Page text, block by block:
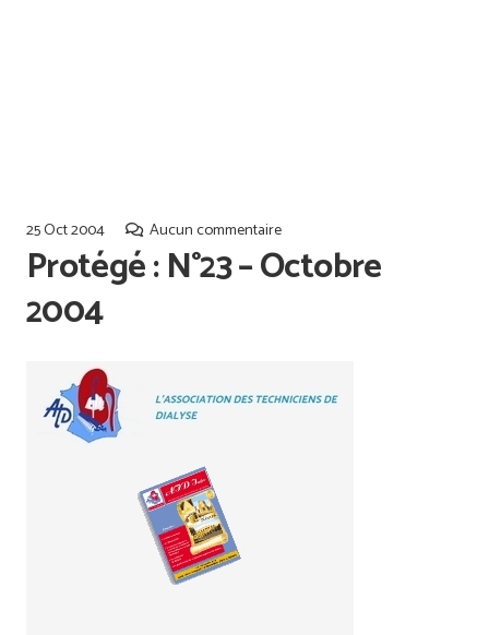
25 Oct 2004 Aucun commentaire
Protégé : N°23 – Octobre
2004